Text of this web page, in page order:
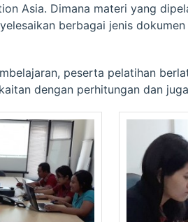
Asia. Dimana materi yang
berbagai jenis
peserta pelatihan
dengan perhitungan dan